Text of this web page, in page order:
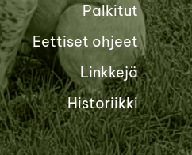
Palkitut
Eettiset ohjeet
Linkkejä
Historiikki